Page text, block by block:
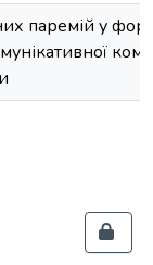
паремій у